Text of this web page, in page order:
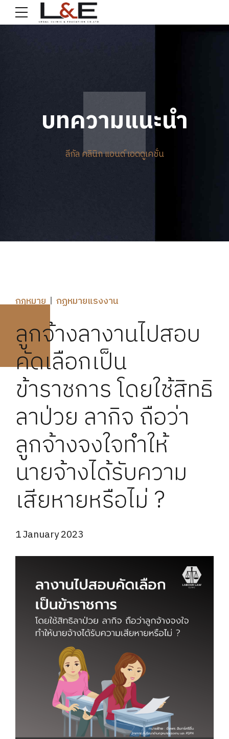
บทความแนะนำ
ลีกัล คลินิก แอนด์ เอดดูเคชั่น
กฎหมาย กฏหมายแรงงาน
ลูกจ้างลางานไปสอบ
คัดเลือกเป็น
ข้าราชการ โดยใช้สิทธิ
ลาป่วย ลากิจ ถือว่า
ลูกจ้างจงใจทำให้
นายจ้างได้รับความ
เสียหายหรือไม่ ?
1 January 2023